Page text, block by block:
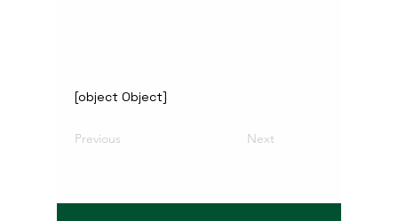
[object Object]
Previous Next